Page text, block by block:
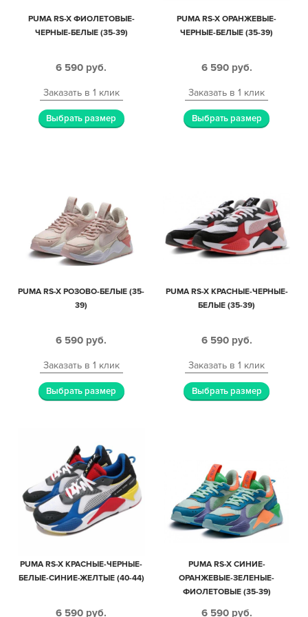
PUMA RS-X ФИОЛЕТОВЫЕ-
ЧЕРНЫЕ-БЕЛЫЕ (35-39)
6 590 руб.
Заказать в 1 клик
Выбрать размер
PUMA RS-X ОРАНЖЕВЫЕ-
ЧЕРНЫЕ-БЕЛЫЕ (35-39)
6 590 руб.
Заказать в 1 клик
Выбрать размер
PUMA RS-X РОЗОВО-БЕЛЫЕ (35-
39)
6 590 руб.
Заказать в 1 клик
Выбрать размер
PUMA RS-X КРАСНЫЕ-ЧЕРНЫЕ-
БЕЛЫЕ (35-39)
6 590 руб.
Заказать в 1 клик
Выбрать размер
PUMA RS-X КРАСНЫЕ-ЧЕРНЫЕ-
БЕЛЫЕ-СИНИЕ-ЖЕЛТЫЕ (40-44)
6 590 руб.
PUMA RS-X СИНИЕ-
ОРАНЖЕВЫЕ-ЗЕЛЕНЫЕ-
ФИОЛЕТОВЫЕ (35-39)
6 590 руб.